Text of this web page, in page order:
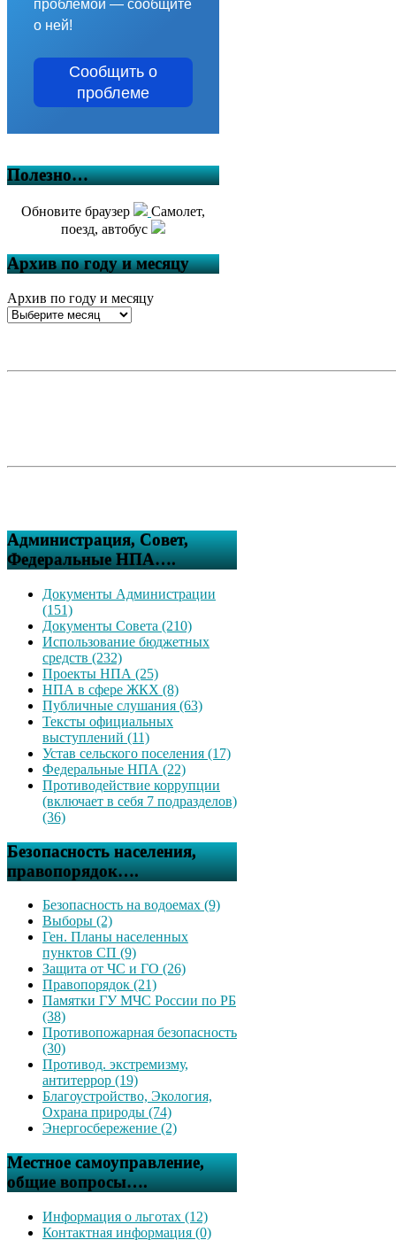
проблемой — сообщите
о ней!
Сообщить о
проблеме
Полезно…
Обновите браузер
Самолет,
поезд, автобус
Архив по году и месяцу
Архив по году и месяцу
Администрация, Совет,
Федеральные НПА….
Документы Администрации
(151)
Документы Совета (210)
Использование бюджетных
средств (232)
Проекты НПА (25)
НПА в сфере ЖКХ (8)
Публичные слушания (63)
Тексты официальных
выступлений (11)
Устав сельского поселения (17)
Федеральные НПА (22)
Противодействие коррупции
(включает в себя 7 подразделов)
(36)
Безопасность населения,
правопорядок….
Безопасность на водоемах (9)
Выборы (2)
Ген. Планы населенных
пунктов СП (9)
Защита от ЧС и ГО (26)
Правопорядок (21)
Памятки ГУ МЧС России по РБ
(38)
Противопожарная безопасность
(30)
Противод. экстремизму,
антитеррор (19)
Благоустройство, Экология,
Охрана природы (74)
Энергосбережение (2)
Местное самоуправление,
общие вопросы….
Информация о льготах (12)
Контактная информация (0)